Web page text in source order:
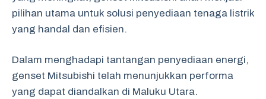
pilihan utama untuk solusi penyediaan tenaga listrik
yang handal dan efisien.
Dalam menghadapi tantangan penyediaan energi,
genset Mitsubishi telah menunjukkan performa
yang dapat diandalkan di Maluku Utara.